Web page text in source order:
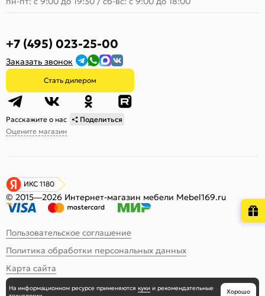
+7 (495) 023-25-00
Заказать звонок
Стать дилером
Расскажите о нас
Поделиться
Оцените магазин
ИКС 1180
© 2015—2026 Интернет-магазин мебели Mebel169.ru
Пользовательское соглашение
Политика обработки персональных данных
Карта сайта
На информационном ресурсе применяются куки и рекомендательные
Хорошо